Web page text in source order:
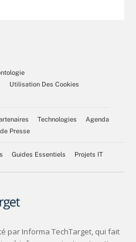
Utilisation Des Cookies
Technologies
Agenda
Presse
Guides Essentiels Projets IT